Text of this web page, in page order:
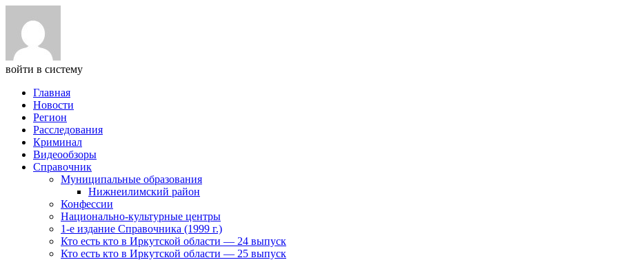
войти в систему
Главная
Новости
Регион
Расследования
Криминал
Видеообзоры
Справочник
Муниципальные образования
Нижнеилимский район
Конфессии
Национально-культурные центры
1-е издание Справочника (1999 г.)
Кто есть кто в Иркутской области — 24 выпуск
Кто есть кто в Иркутской области — 25 выпуск